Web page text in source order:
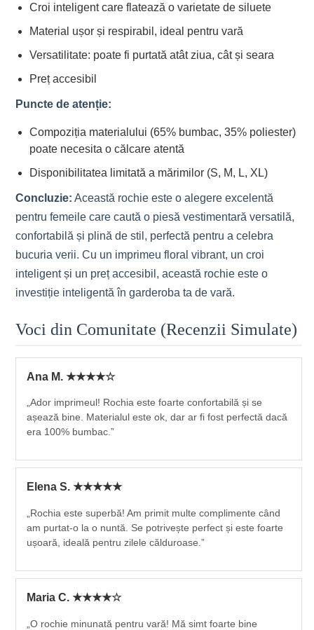
Croi inteligent care flatează o varietate de siluete
Material ușor și respirabil, ideal pentru vară
Versatilitate: poate fi purtată atât ziua, cât și seara
Preț accesibil
Puncte de atenție:
Compoziția materialului (65% bumbac, 35% poliester)
poate necesita o călcare atentă
Disponibilitatea limitată a mărimilor (S, M, L, XL)
Concluzie: Această rochie este o alegere excelentă
pentru femeile care caută o piesă vestimentară versatilă,
confortabilă și plină de stil, perfectă pentru a celebra
bucuria verii. Cu un imprimeu floral vibrant, un croi
inteligent și un preț accesibil, această rochie este o
investiție inteligentă în garderoba ta de vară.
Voci din Comunitate (Recenzii Simulate)
Ana M. ★★★★☆
„Ador imprimeul! Rochia este foarte confortabilă și se
așează bine. Materialul este ok, dar ar fi fost perfectă dacă
era 100% bumbac.”
Elena S. ★★★★★
„Rochia este superbă! Am primit multe complimente când
am purtat-o la o nuntă. Se potrivește perfect și este foarte
ușoară, ideală pentru zilele călduroase.”
Maria C. ★★★★☆
„O rochie minunată pentru vară! Mă simt foarte bine